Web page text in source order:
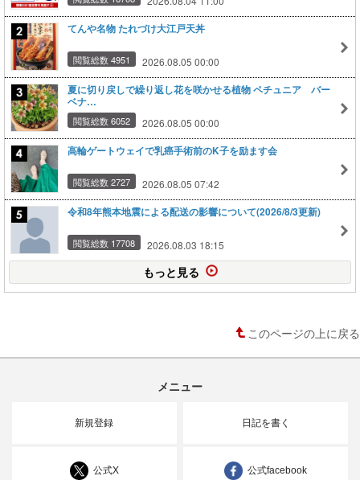
てんや名物 たれづけ大江戸天丼
閲覧総数 4951 2026.08.05 00:00
夏に切り戻しで繰り返し花を咲かせる植物 ペチュニア バー
ベナ…
閲覧総数 6052 2026.08.05 00:00
高輪ゲートウェイで乳癌手術前のK子を励ます会
閲覧総数 2727 2026.08.05 07:42
令和8年熊本地震による配送の影響について(2026/8/3更新)
閲覧総数 17708 2026.08.03 18:15
もっと見る
このページの上に戻る
メニュー
新規登録 日記を書く
公式X 公式facebook